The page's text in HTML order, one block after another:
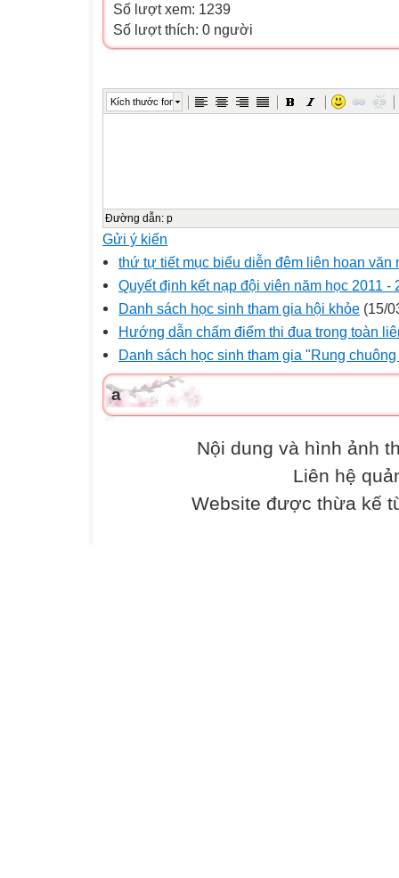
Số lượt xem: 1239
Số lượt thích: 0 người
Kích thước font
Đường dẫn: p
Gửi ý kiến
thứ tự tiết mục biểu diễn đêm liên hoan văn
Quyết định kết nạp đội viên năm học 2011 -
Danh sách học sinh tham gia hội khỏe (15/
Hướng dẫn chấm điểm thi đua trong toàn
Danh sách học sinh tham gia "Rung
a
Nội dung và hình ảnh
Liên hệ
Website được thừa kế